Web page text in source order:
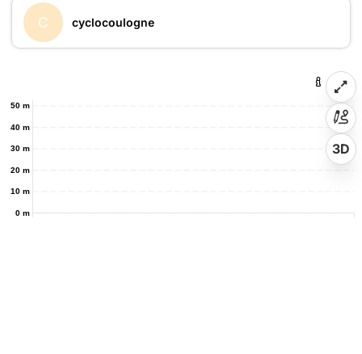
C cyclocoulogne
0 m
10 m
20 m
30 m
40 m
50 m
3D